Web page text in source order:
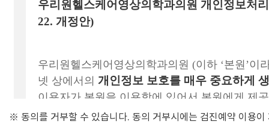
※ 동의를 거부할 수 있습니다. 동의 거부시에는 검진예약 이용이